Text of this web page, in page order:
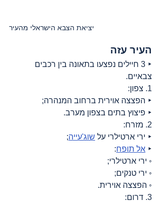
יציאת הצבא הישראלי מהעיר
העיר עזה
‣ 3 חיילים נפצעו בתאונה בין רכבים
צבאיים.
1. צפון:
‣ הפצצה אוירית ברחוב המנהרה;
‣ פיצוץ בתים בצפון מערב.
2. מזרח:
‣ ירי ארטילרי על שוג'עייה;
‣ אל תופח:
◦ ירי ארטילרי;
◦ ירי טנקים;
◦ הפצצה אוירית.
3. דרום: